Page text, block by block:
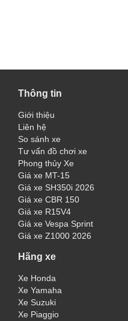
Thông tin
Giới thiệu
Liên hệ
So sánh xe
Tư vấn đồ chơi xe
Phong thủy Xe
Giá xe MT-15
Giá xe SH350i 2026
Giá xe CBR 150
Giá xe R15V4
Giá xe Vespa Sprint
Giá xe Z1000 2026
Hãng xe
Xe Honda
Xe Yamaha
Xe Suzuki
Xe Piaggio